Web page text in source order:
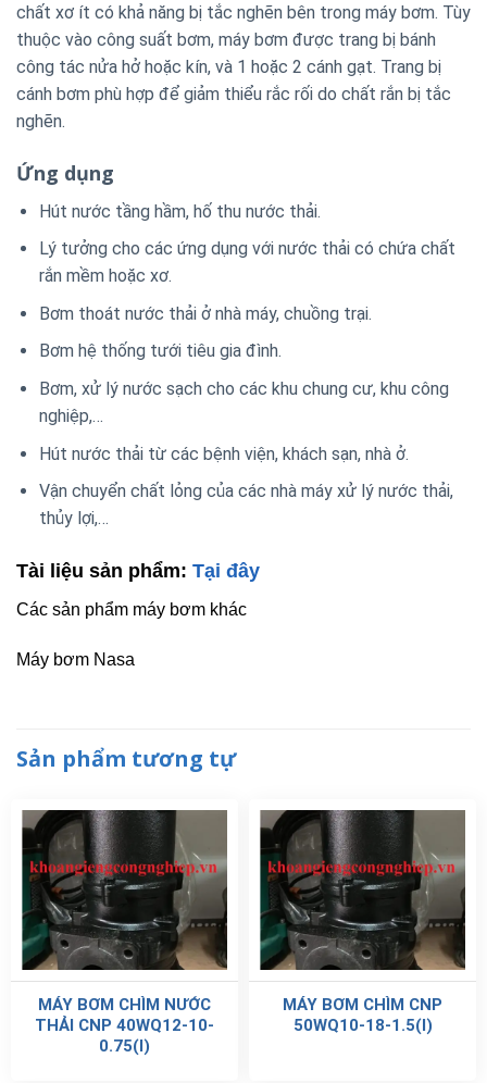
chất xơ ít có khả năng bị tắc nghẽn bên trong máy bơm. Tùy
thuộc vào công suất bơm, máy bơm được trang bị bánh
công tác nửa hở hoặc kín, và 1 hoặc 2 cánh gạt. Trang bị
cánh bơm phù hợp để giảm thiểu rắc rối do chất rắn bị tắc
nghẽn.
Ứng dụng
Hút nước tầng hầm, hố thu nước thải.
Lý tưởng cho các ứng dụng với nước thải có chứa chất
rắn mềm hoặc xơ.
Bơm thoát nước thải ở nhà máy, chuồng trại.
Bơm hệ thống tưới tiêu gia đình.
Bơm, xử lý nước sạch cho các khu chung cư, khu công
nghiệp,…
Hút nước thải từ các bệnh viện, khách sạn, nhà ở.
Vận chuyển chất lỏng của các nhà máy xử lý nước thải,
thủy lợi,…
Tài liệu sản phẩm: Tại đây
Các sản phẩm máy bơm khác
Máy bơm Nasa
Sản phẩm tương tự
MÁY BƠM CHÌM NƯỚC
THẢI CNP 40WQ12-10-
0.75(I)
MÁY BƠM CHÌM CNP
50WQ10-18-1.5(I)